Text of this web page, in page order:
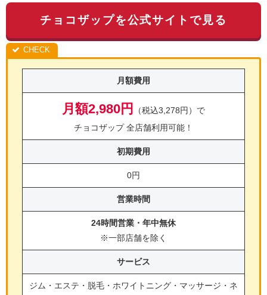
チョコザップを公式サイトで見る
月額費用
月額2,980円
（税込3,278円）で
チョコザップ 全店舗利用可能！
初期費用
0円
営業時間
24時間営業・年中無休
※一部店舗を除く
サービス
ジム・エステ・脱毛・ホワイトニング・マッサージ・ネ